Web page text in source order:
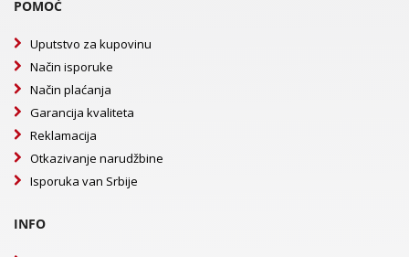
POMOĆ
Uputstvo za kupovinu
Način isporuke
Način plaćanja
Garancija kvaliteta
Reklamacija
Otkazivanje narudžbine
Isporuka van Srbije
INFO